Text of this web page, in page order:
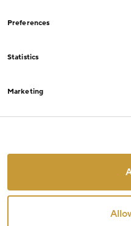
Preferences
Statistics
Marketing